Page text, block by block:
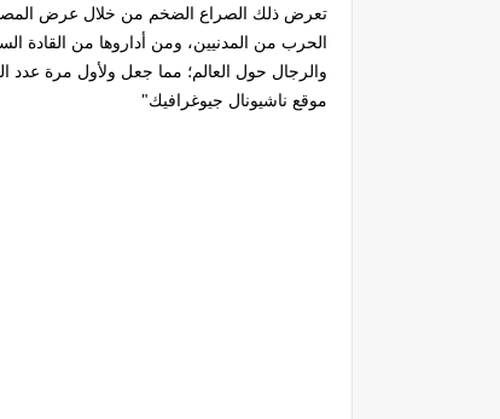
تعرض ذلك الصراع الضخم من خلال عرض المصير
والرجال حول العالم؛ مما جعل ولأول مرة عدد
موقع ناشيونال جيوغرافيك"